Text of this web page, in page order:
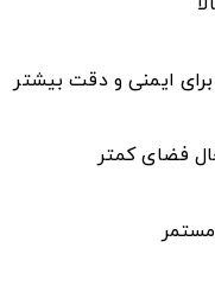
ایمنی و دقت بیشتر
فضای کمتر